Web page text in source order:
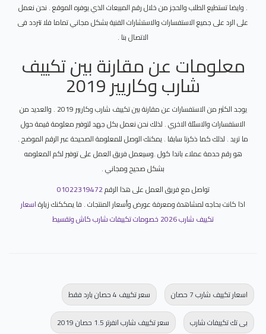
. وايضا تستطيع الطلب والحجز من خلال رقم المبيعات الذي يوفره الموقع . نحن نعمل
على الرد على جميع الاستفسارات والاستشارات الفنية بشكل مجاني تماما فلا تتردد فى
الاتصال بنا .
معلومات عن مقارنة بين تكييف
شارب وكاريير 2019
يوجد الكثير من الاستفسارات عن مقارنة بين تكييف شارب وكاريير 2019 . والعديد من
الاستفسارات والاسئلة الاخري . لذلك نحن نعمل بكل جهد لتوفير معلومة قيمة حول
ما تريد . لذلك كما ذكرنا سابقا . يمكنك الوصل للمعلومة الصحيحة عبر الرقم الموضح .
هو رقم حدمة عملاء باندا كول .وسيعمل فريق العمل على توفير لكم المعلومه
بشكل صحيح ومجاني .
تواصل مع فريق العمل على هذا الرقم01022319472
اذا كانت بحاجه لمشاهدة ومعرفة عورض وأسعار المنتجات . فا يمككنك زيارةاسعار
تكييف شارب 2026 خصومات تكييفات شارب كاش وتقسيط
اسعار تكييف شارب 7 حصان سعر تكييف 4 حصان بارد فقط
بى تك تكييفات شارب سعر تكييف شارب انفرتر 1.5 حصان 2019